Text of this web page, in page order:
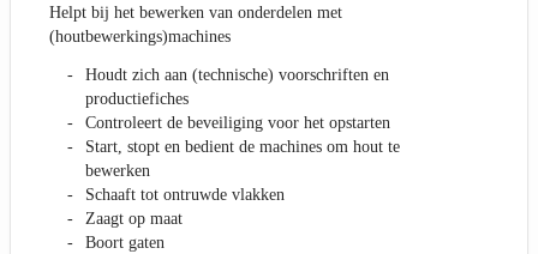
Helpt bij het bewerken van onderdelen met
(houtbewerkings)machines
Houdt zich aan (technische) voorschriften en
productiefiches
Controleert de beveiliging voor het opstarten
Start, stopt en bedient de machines om hout te
bewerken
Schaaft tot ontruwde vlakken
Zaagt op maat
Boort gaten